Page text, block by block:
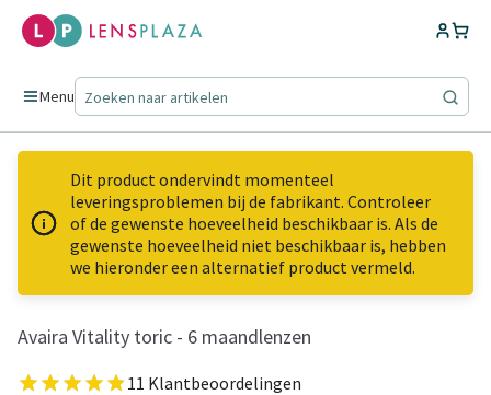
Menu
Dit product ondervindt momenteel
leveringsproblemen bij de fabrikant. Controleer
of de gewenste hoeveelheid beschikbaar is. Als de
gewenste hoeveelheid niet beschikbaar is, hebben
we hieronder een alternatief product vermeld.
Avaira Vitality toric - 6 maandlenzen
11 Klantbeoordelingen